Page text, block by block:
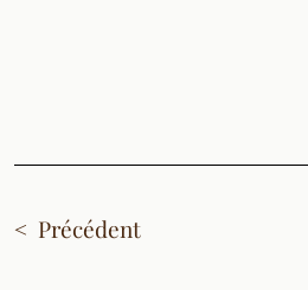
Précédent